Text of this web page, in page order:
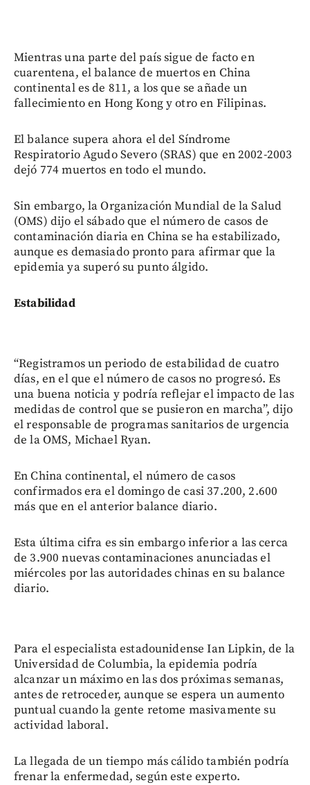
Mientras una parte del país sigue de facto en
cuarentena, el balance de muertos en China
continental es de 811, a los que se añade un
fallecimiento en Hong Kong y otro en Filipinas.
El balance supera ahora el del Síndrome
Respiratorio Agudo Severo (SRAS) que en 2002-2003
dejó 774 muertos en todo el mundo.
Sin embargo, la Organización Mundial de la Salud
(OMS) dijo el sábado que el número de casos de
contaminación diaria en China se ha estabilizado,
aunque es demasiado pronto para afirmar que la
epidemia ya superó su punto álgido.
Estabilidad
“Registramos un periodo de estabilidad de cuatro
días, en el que el número de casos no progresó. Es
una buena noticia y podría reflejar el impacto de las
medidas de control que se pusieron en marcha”, dijo
el responsable de programas sanitarios de urgencia
de la OMS, Michael Ryan.
En China continental, el número de casos
confirmados era el domingo de casi 37.200, 2.600
más que en el anterior balance diario.
Esta última cifra es sin embargo inferior a las cerca
de 3.900 nuevas contaminaciones anunciadas el
miércoles por las autoridades chinas en su balance
diario.
Para el especialista estadounidense Ian Lipkin, de la
Universidad de Columbia, la epidemia podría
alcanzar un máximo en las dos próximas semanas,
antes de retroceder, aunque se espera un aumento
puntual cuando la gente retome masivamente su
actividad laboral.
La llegada de un tiempo más cálido también podría
frenar la enfermedad, según este experto.